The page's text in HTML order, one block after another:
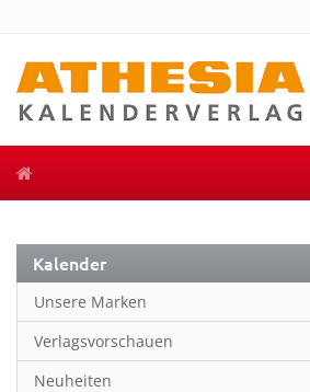
Kalender
Unsere Marken
Verlagsvorschauen
Neuheiten